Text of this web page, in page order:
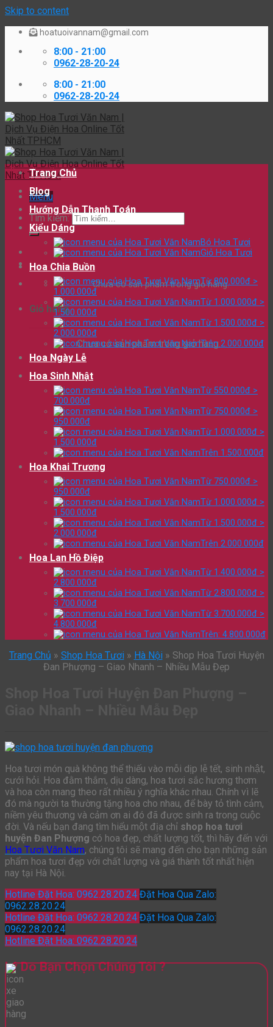
Skip to content
hoatuoivannam@gmail.com
8:00 - 21:00
0962-28-20-24
8:00 - 21:00
0962-28-20-24
Menu
Tìm kiếm:
Chưa có sản phẩm trong giỏ hàng.
Giỏ hàng
Chưa có sản phẩm trong giỏ hàng.
Trang Chủ
Blog
Hướng Dẫn Thanh Toán
Kiểu Dáng
Bó Hoa Tươi
Giỏ Hoa Tươi
Hoa Chia Buồn
Từ 800.000đ >
1.000.000đ
Từ 1.000.000đ >
1.500.000đ
Từ 1.500.000đ >
2.000.000đ
Trên 2.000.000đ
Hoa Ngày Lễ
Hoa Sinh Nhật
Từ 550.000đ >
700.000đ
Từ 750.000đ >
950.000đ
Từ 1.000.000đ >
1.500.000đ
Trên 1.500.000đ
Hoa Khai Trương
Từ 750.000đ >
950.000đ
Từ 1.000.000đ >
1.500.000đ
Từ 1.500.000đ >
2.000.000đ
Trên 2.000.000đ
Hoa Lan Hồ Điệp
Từ 1.400.000đ >
2.800.000đ
Từ 2.800.000đ >
3.700.000đ
Từ 3.700.000đ >
4.800.000đ
Trên: 4.800.000đ
Trang Chủ » Shop Hoa Tươi» Hà Nội» Shop Hoa Tươi Huyện
Đan Phượng – Giao Nhanh – Nhiều Mẫu Đẹp
Hoa tươi món quà không thể thiếu vào mỗi dịp lễ tết, sinh nhật,
cưới hỏi. Hoa đằm thắm, dịu dàng, hoa tươi sắc hương thơm
và hoa còn mang theo rất nhiều ý nghĩa khác nhau. Chính vì lẽ
đó mà người ta thường tặng hoa cho nhau, để bày tỏ tình cảm,
niềm yêu thương và cảm ơn ai đó đã được sinh ra trong cuộc
đời. Và nếu bạn đang tìm hiểu một địa chỉ shop hoa tươi
huyện Đan Phượng có hoa đẹp, chất lượng tốt, thì hãy đến với
Hoa Tươi Văn Nam, chúng tôi sẽ mang đến cho bạn những sản
phẩm hoa tươi đẹp với chất lượng và giá thành tốt nhất hiện
nay tại Hà Nội.
Hotline Đặt Hoa: 0962.28.20.24 Đặt Hoa Qua Zalo:
0962.28.20.24
Hotline Đặt Hoa: 0962.28.20.24 Đặt Hoa Qua Zalo:
0962.28.20.24
Hotline Đặt Hoa: 0962.28.20.24
Lý Do Bạn Chọn Chúng Tôi ?